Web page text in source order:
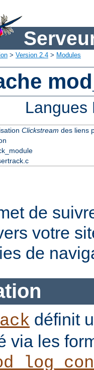
> Version 2.4 > Modules
Clickstream des liens
de
votre
de
définit
via les